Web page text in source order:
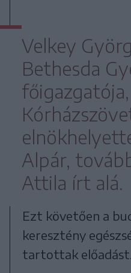
Velkey
Bethesda
Alpár,
Attila írt alá.
Ezt követően a
keresztény
tartottak előadást.